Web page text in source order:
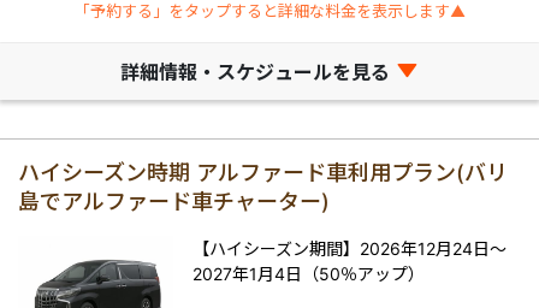
「予約する」をタップすると詳細な料金を表示します▲
詳細情報・スケジュールを見る
ハイシーズン時期 アルファード車利用プラン(バリ
島でアルファード車チャーター)
【ハイシーズン期間】2026年12月24日～
2027年1月4日（50％アップ）